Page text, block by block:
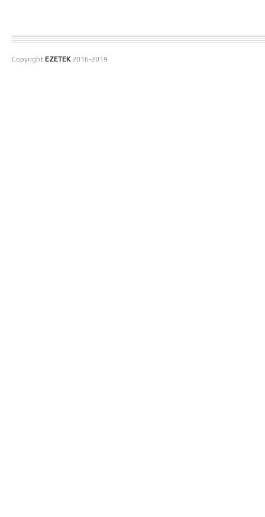
Copyright EZETEK2016-2019